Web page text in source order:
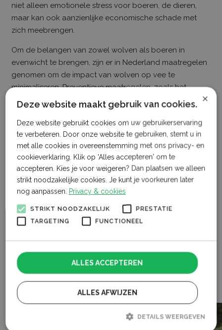
niet alleen emotionele stress voor boeren, de dieren,
maar kan ook aanzienlijke economische schade met
zich meebrengen.
Om de belangen van zowel wolven als boeren in
evenwicht te brengen, zijn er in Nederland maatregelen
genomen om de impact van wolven op vee te
minimaliseren. Preventieve maatregelen, zoals het
installeren van wolfwerende hekken rond weilanden en
het bevorderen van samenwerking tussen boeren en
natuurorganisaties om gezamenlijke oplossingen te
vinden, worden toegepast. Deze maatregelen
voorkomen helaas niet dat ondanks bijvoorbeeld het
plaatsen van hekken er schapen worden aangevallen
en vermoord.
Economisch leed
Dierenarts Margit Groeneveld deed een jaar lang
onderzoek in Drenthe naar stress bij een kudde schapen
na een aanval van een wolf. Uit dat onderzoek bleek
dat van de aangevallen dieren 30 procent niet drachtig
was, tegenover gemiddeld 10 procent bij vergelijkbare
kuddes. Groeneveld stelt dat stress de oorzaak is.(Via
Nieuwe Oogst)
×
Deze website maakt gebruik van cookies.
Deze website gebruikt cookies om uw gebruikerservaring
te verbeteren. Door onze website te gebruiken, stemt u in
met alle cookies in overeenstemming met ons privacy- en
cookieverklaring. Klik op 'Alles accepteren' om te
accepteren. Kies je voor weigeren? Dan plaatsen we alleen
strikt noodzakelijke cookies. Je kunt je voorkeuren later
nog aanpassen. Privacy & cookies
STRIKT NOODZAKELIJK
PRESTATIE
TARGETING
FUNCTIONEEL
ALLES ACCEPTEREN
ALLES AFWIJZEN
DETAILS WEERGEVEN